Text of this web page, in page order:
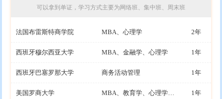
可以拿到单证，学习方式主要为网络班、集中班、周末班
法国布雷斯特商学院 MBA、心理学 2年
西班牙穆尔西亚大学 MBA、金融学、心理学 1年
西班牙巴塞罗那大学 商务活动管理 1年
美国罗商大学 MBA、教育学、心理学、医疗健康管理 1年